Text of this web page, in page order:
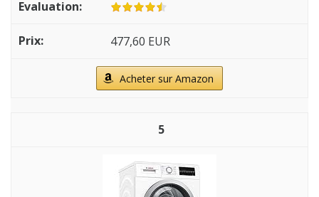
477,60 EUR
Acheter sur Amazon
5